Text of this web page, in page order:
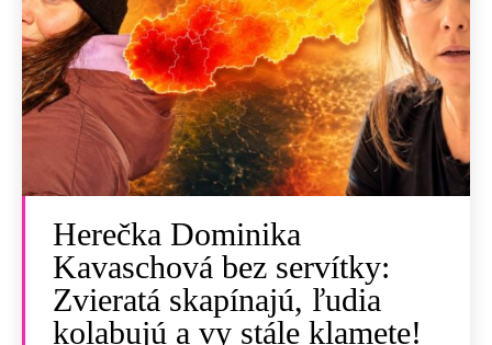
Herečka Dominika
Kavaschová bez servítky:
Zvieratá skapínajú, ľudia
kolabujú a vy stále klamete!